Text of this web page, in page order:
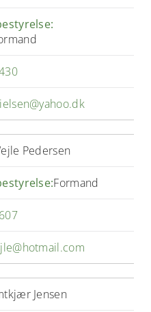
Pedersen
Formand
Jensen